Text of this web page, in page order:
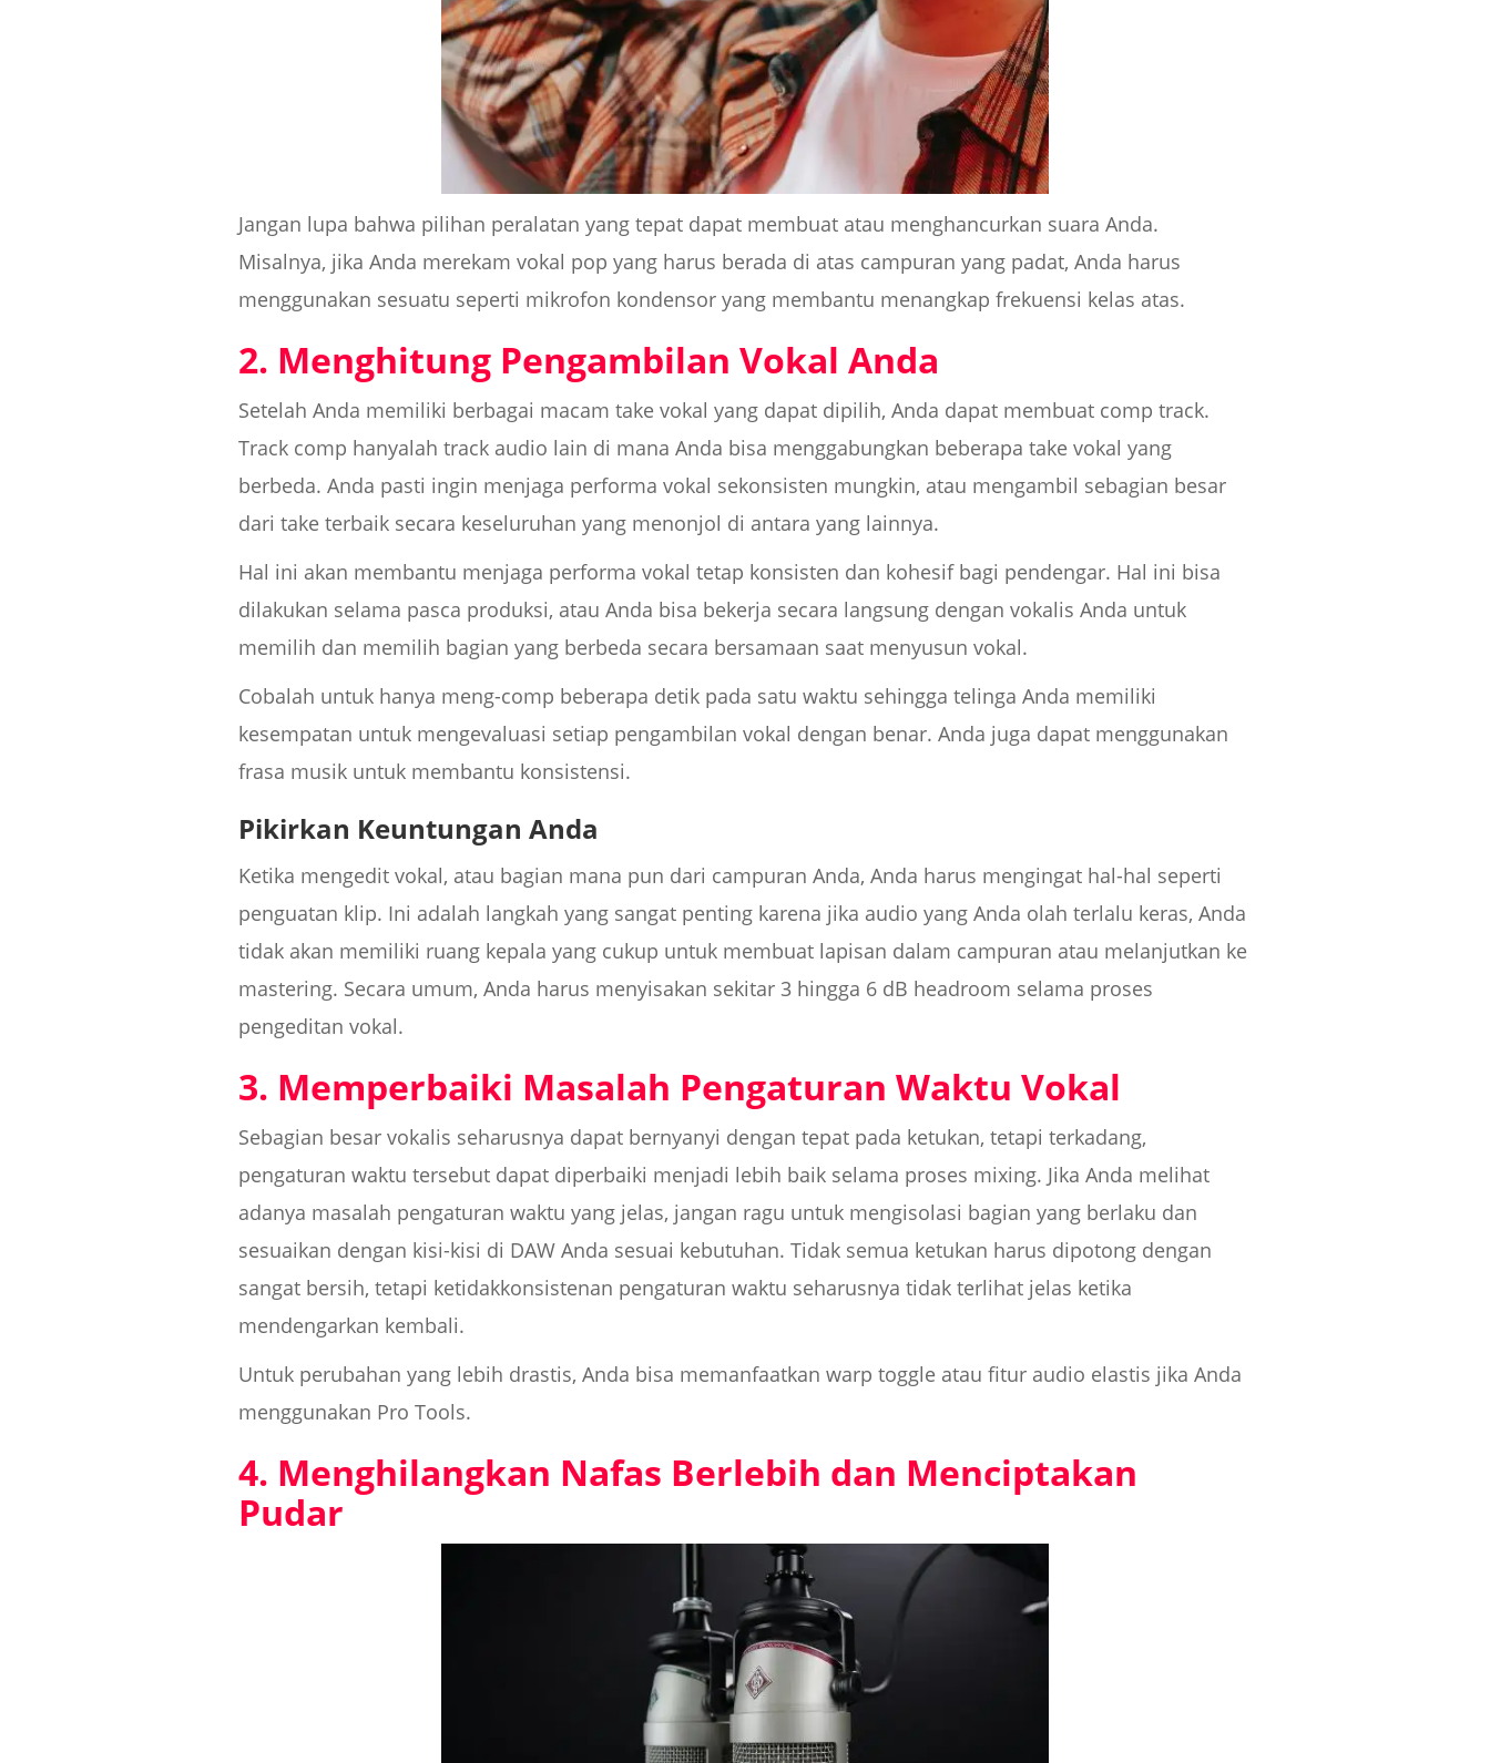
Jangan lupa bahwa pilihan peralatan yang tepat dapat membuat atau menghancurkan suara Anda.
Misalnya, jika Anda merekam vokal pop yang harus berada di atas campuran yang padat, Anda harus
menggunakan sesuatu seperti mikrofon kondensor yang membantu menangkap frekuensi kelas atas.
2. Menghitung Pengambilan Vokal Anda
Setelah Anda memiliki berbagai macam take vokal yang dapat dipilih, Anda dapat membuat comp track.
Track comp hanyalah track audio lain di mana Anda bisa menggabungkan beberapa take vokal yang
berbeda. Anda pasti ingin menjaga performa vokal sekonsisten mungkin, atau mengambil sebagian besar
dari take terbaik secara keseluruhan yang menonjol di antara yang lainnya.
Hal ini akan membantu menjaga performa vokal tetap konsisten dan kohesif bagi pendengar. Hal ini bisa
dilakukan selama pasca produksi, atau Anda bisa bekerja secara langsung dengan vokalis Anda untuk
memilih dan memilih bagian yang berbeda secara bersamaan saat menyusun vokal.
Cobalah untuk hanya meng-comp beberapa detik pada satu waktu sehingga telinga Anda memiliki
kesempatan untuk mengevaluasi setiap pengambilan vokal dengan benar. Anda juga dapat menggunakan
frasa musik untuk membantu konsistensi.
Pikirkan Keuntungan Anda
Ketika mengedit vokal, atau bagian mana pun dari campuran Anda, Anda harus mengingat hal-hal seperti
penguatan klip. Ini adalah langkah yang sangat penting karena jika audio yang Anda olah terlalu keras, Anda
tidak akan memiliki ruang kepala yang cukup untuk membuat lapisan dalam campuran atau melanjutkan ke
mastering. Secara umum, Anda harus menyisakan sekitar 3 hingga 6 dB headroom selama proses
pengeditan vokal.
3. Memperbaiki Masalah Pengaturan Waktu Vokal
Sebagian besar vokalis seharusnya dapat bernyanyi dengan tepat pada ketukan, tetapi terkadang,
pengaturan waktu tersebut dapat diperbaiki menjadi lebih baik selama proses mixing. Jika Anda melihat
adanya masalah pengaturan waktu yang jelas, jangan ragu untuk mengisolasi bagian yang berlaku dan
sesuaikan dengan kisi-kisi di DAW Anda sesuai kebutuhan. Tidak semua ketukan harus dipotong dengan
sangat bersih, tetapi ketidakkonsistenan pengaturan waktu seharusnya tidak terlihat jelas ketika
mendengarkan kembali.
Untuk perubahan yang lebih drastis, Anda bisa memanfaatkan warp toggle atau fitur audio elastis jika Anda
menggunakan Pro Tools.
4. Menghilangkan Nafas Berlebih dan Menciptakan
Pudar